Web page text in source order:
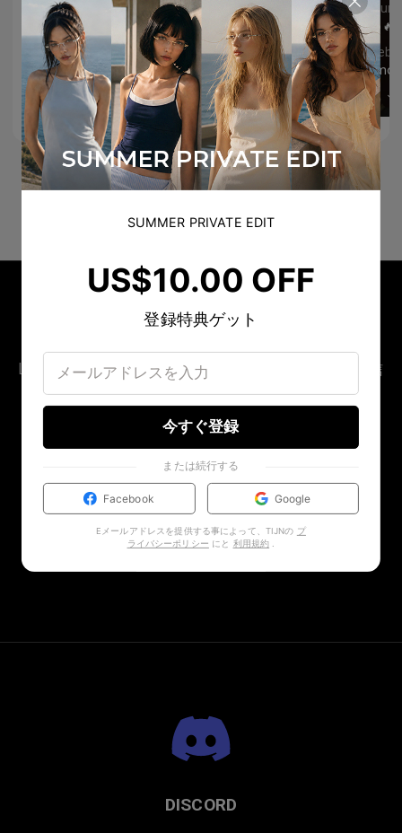
seyvongenie
😍😍😍omgggg!!
mayakanawatii
YESSSSS FRANKIE
見る
204
🔥🔥🔥
見る
LINE限定 新作先行公開 ＆ シークレットオファー配信
中 👀
DISCORD
SUMMER PRIVATE EDIT
US$10.00 OFF
登録特典ゲット
今すぐ登録
または続行する
Facebook Google
Eメールアドレスを提供する事によって、TIJNの プ
ライバシーポリシー にと 利用規約 .